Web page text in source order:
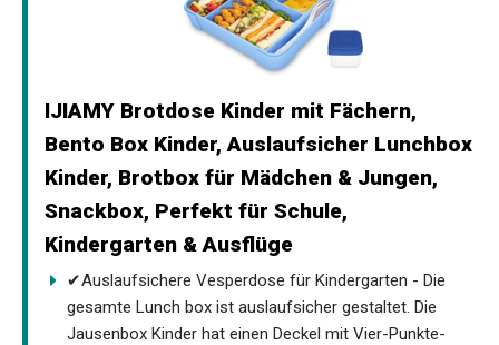
IJIAMY Brotdose Kinder mit Fächern,
Bento Box Kinder, Auslaufsicher Lunchbox
Kinder, Brotbox für Mädchen & Jungen,
Snackbox, Perfekt für Schule,
Kindergarten & Ausflüge
✔Auslaufsichere Vesperdose für Kindergarten - Die
gesamte Lunch box ist auslaufsicher gestaltet. Die
Jausenbox Kinder hat einen Deckel mit Vier-Punkte-